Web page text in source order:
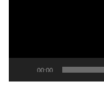
Current
00:00